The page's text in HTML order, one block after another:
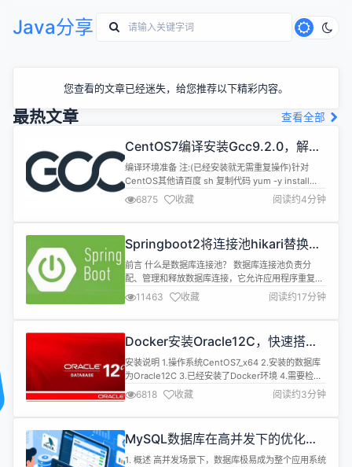
Java分享
您查看的文章已经迷失，给您推荐以下精彩内容。
最热文章 查看全部
CentOS7编译安装Gcc9.2.0，解决
mysql等软件编译问题
编译环境准备 注:(已经安装就无需重复操作)针对
CentOS其他请百度 sh 复制代码 yum -y install
bzip2 make gcc gcc-c++ 编译安装 1.下载源码
[gcc-9.2.0.tar.gz] 下载地
址:https://mirrors.cnnic.cn/gnu/gcc 2.解压到目录
6875 收藏 阅读约4分钟
Springboot2将连接池hikari替换为
druid，体验最强大的数据库连接池
前言 什么是数据库连接池？ 数据库连接池负责分
配、管理和释放数据库连接，它允许应用程序重复使
用一个现有的数据库连接，而不是再重新建立一个；
释放空闲时间超过最大空闲时间的数据库连接来避免
因为没有释放数据库连接而引起的数据库连接遗漏。
接池对比 Druid： Druid是Java语言中最好的数据库
连接池，Druid能...
11463 收藏 阅读约17分钟
Docker安装Oracle12C，快速搭建
Oracle学习环境
安装说明 1.操作系统CentOS7_x64 2.安装的数据库
为Oracle12C 3.已经安装了Docker环境 4.需要检查
是否有swap分区，如果没有请设置 安装 1.Docker安
装 镜像准备 sh 复制代码 docker pull
sath89/oracle-12c 启动镜像 sh 复制代码 docker
6818 收藏 阅读约3分钟
MySQL数据库在高并发下的优化方
案
1. 概述 高并发场景下，数据库极易成为整个应用系统